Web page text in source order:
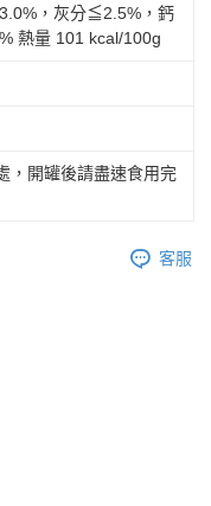
，灰分≦2.5%，鈣
熱量 101 kcal/100g
，開罐後請盡速食用完
客服